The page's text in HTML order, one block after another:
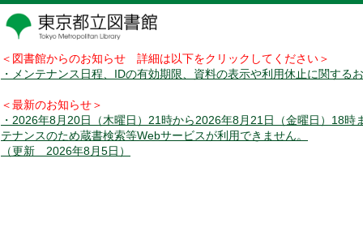
＜図書館からのお知らせ 詳細は以下をクリックしてください＞
・メンテナンス日程、IDの有効期限、資料の表示や利用休止に関する
＜最新のお知らせ＞
・2026年8月20日（木曜日）21時から2026年8月21日（金曜日）18時
テナンスのため蔵書検索等Webサービスが利用できません。
（更新 2026年8月5日）